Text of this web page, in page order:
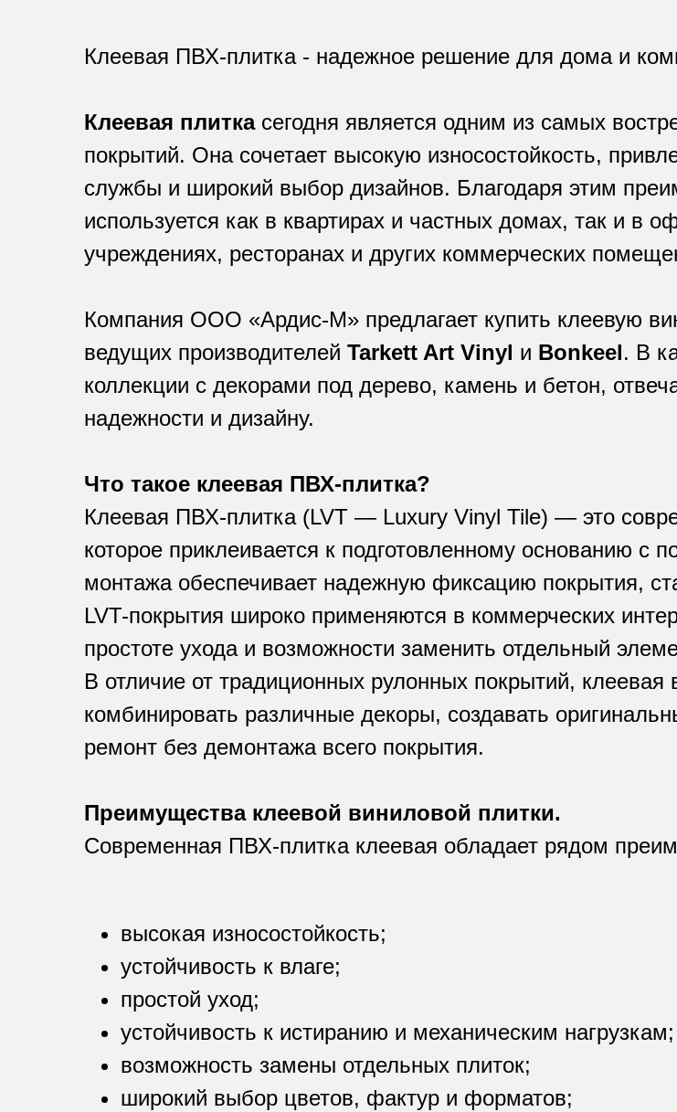
Клеевая ПВХ-плитка - надежное решение для дома и
Клеевая плиткасегодня является одним из самых
покрытий. Она сочетает высокую износостойкость,
службы и широкий выбор дизайнов. Благодаря этим
используется как в квартирах и частных домах, так и в
учреждениях, ресторанах и других коммерческих
Компания ООО «Ардис-М» предлагает купить клеевую
ведущих производителей Tarkett Art Vinyl и Bonkeel. В
коллекции с декорами под дерево, камень и бетон,
надежности и дизайну.
Что такое клеевая ПВХ-плитка?
Клеевая ПВХ-плитка (LVT — Luxury Vinyl Tile) — это
которое приклеивается к подготовленному основанию с
монтажа обеспечивает надежную фиксацию покрытия,
LVT-покрытия широко применяются в коммерческих
простоте ухода и возможности заменить отдельный
В отличие от традиционных рулонных покрытий, клеевая
комбинировать различные декоры, создавать
ремонт без демонтажа всего покрытия.
Преимущества клеевой виниловой плитки.
Современная ПВХ-плитка клеевая обладает рядом
высокая износостойкость;
устойчивость к влаге;
простой уход;
устойчивость к истиранию и механическим нагрузкам;
возможность замены отдельных плиток;
широкий выбор цветов, фактур и форматов;